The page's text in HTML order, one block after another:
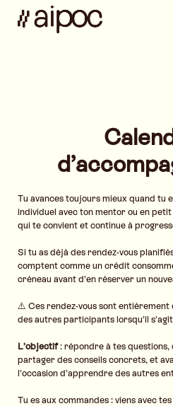
Tu avances toujours mieux quand tu
individuel avec ton mentor ou en
qui te convient et continue à
Si tu as déjà des rendez-vous
comptent comme un crédit
créneau avant d’en réserver un
⚠️ Ces rendez-vous sont
des autres participants lorsqu’il
L’objectif: répondre à tes questions,
partager des conseils concrets, et
l’occasion d’apprendre des autres
Tu es aux commandes : viens avec